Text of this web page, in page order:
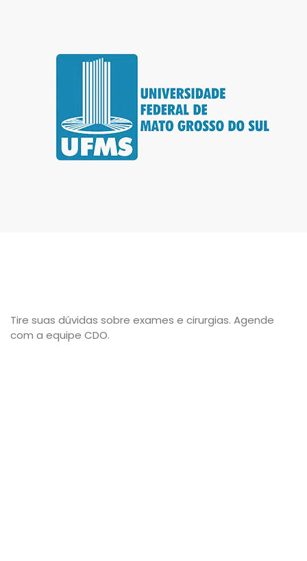
Tire suas dúvidas sobre exames e cirurgias. Agende
com a equipe CDO.